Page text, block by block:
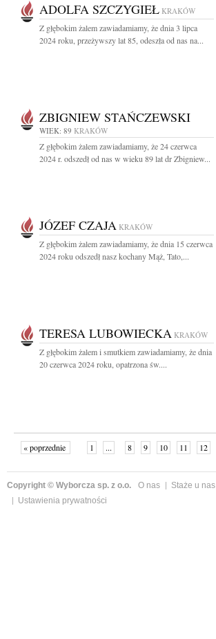
ADOLFA SZCZYGIEŁ KRAKÓW
Z głębokim żalem zawiadamiamy, że dnia 3 lipca
2024 roku, przeżywszy lat 85, odeszła od nas na...
ZBIGNIEW STAŃCZEWSKI
WIEK: 89 KRAKÓW
Z głębokim żalem zawiadamiamy, że 24 czerwca
2024 r. odszedł od nas w wieku 89 lat dr Zbigniew...
JÓZEF CZAJA KRAKÓW
Z głębokim żalem zawiadamiamy, że dnia 15 czerwca
2024 roku odszedł nasz kochany Mąż, Tato,...
TERESA LUBOWIECKA KRAKÓW
Z głębokim żalem i smutkiem zawiadamiamy, że dnia
20 czerwca 2024 roku, opatrzona św....
« poprzednie 1 ... 8 9 10 11 12
Copyright © Wyborcza sp. z o.o. O nas Staże u nas
Ustawienia prywatności